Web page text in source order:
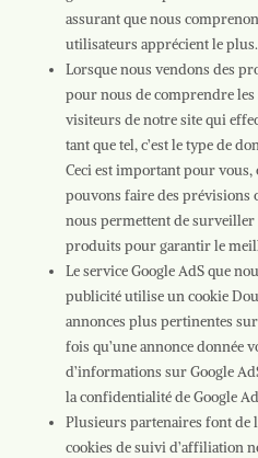
assurant que nous
utilisateurs apprécient le plus.
Lorsque nous vendons des
pour nous de comprendre
visiteurs de notre site qui
tant que tel, c’est le type de
Ceci est important pour vous,
pouvons faire des prévisions
nous permettent de surveiller
produits pour garantir le
Le service Google AdS que
publicité utilise un cookie
annonces plus pertinentes
fois qu’une annonce donnée
d’informations sur Google
la confidentialité de Google
Plusieurs partenaires font de
cookies de suivi d’affiliation